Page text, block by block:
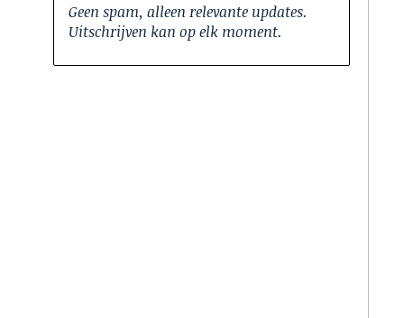
Geen spam, alleen relevante updates.
Uitschrijven kan op elk moment.